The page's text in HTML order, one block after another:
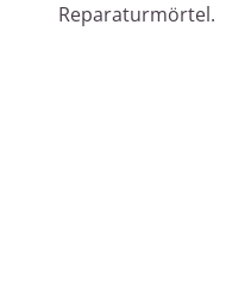
Reparaturmörtel.